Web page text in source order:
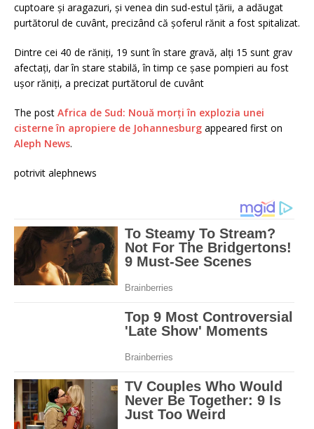
cuptoare şi aragazuri, şi venea din sud-estul ţării, a adăugat
purtătorul de cuvânt, precizând că şoferul rănit a fost spitalizat.
Dintre cei 40 de răniţi, 19 sunt în stare gravă, alţi 15 sunt grav
afectaţi, dar în stare stabilă, în timp ce şase pompieri au fost
uşor răniţi, a precizat purtătorul de cuvânt
The post Africa de Sud: Nouă morți în explozia unei
cisterne în apropiere de Johannesburg appeared first on
Aleph News.
potrivit alephnews